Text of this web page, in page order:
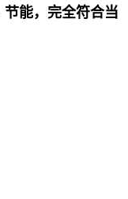
能，完全符合当